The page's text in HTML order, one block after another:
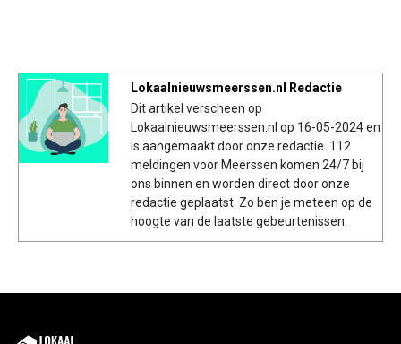
Lokaalnieuwsmeerssen.nl Redactie
Dit artikel verscheen op
Lokaalnieuwsmeerssen.nl op 16-05-2024 en
is aangemaakt door onze redactie. 112
meldingen voor Meerssen komen 24/7 bij
ons binnen en worden direct door onze
redactie geplaatst. Zo ben je meteen op de
hoogte van de laatste gebeurtenissen.